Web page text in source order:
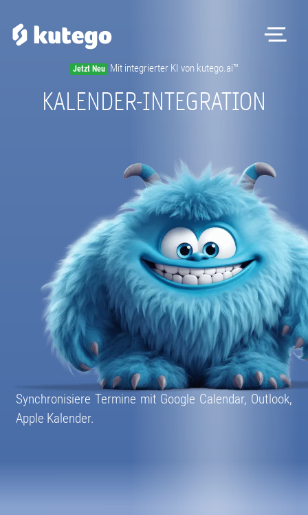
Jetzt Neu Mit integrierter KI von kutego.ai™
KALENDER-INTEGRATION
Synchronisiere Termine mit Google Calendar, Outlook,
Apple Kalender.
Software
Hardware
Kontakt
Magazin
Registrieren
Beratungstermin
08004003055